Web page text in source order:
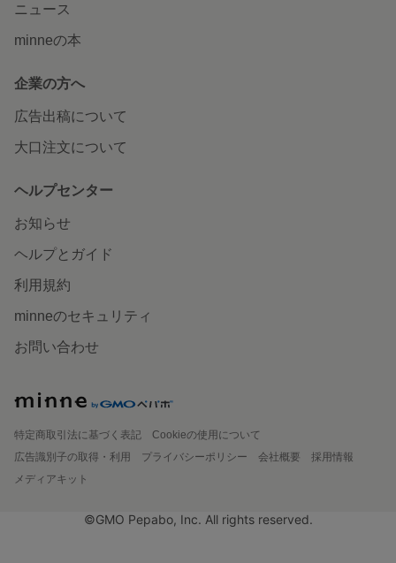
ニュース
minneの本
企業の方へ
広告出稿について
大口注文について
ヘルプセンター
お知らせ
ヘルプとガイド
利用規約
minneのセキュリティ
お問い合わせ
特定商取引法に基づく表記
Cookieの使用について
広告識別子の取得・利用
プライバシーポリシー 会社概要
採用情報
メディアキット
©GMO Pepabo, Inc. All rights reserved.